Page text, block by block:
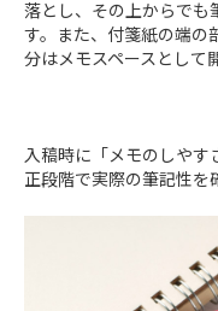
落とし、その上からでも
す。また、付箋紙の端の
分はメモスペースとして
入稿時に「メモのしや
正段階で実際の筆記性を